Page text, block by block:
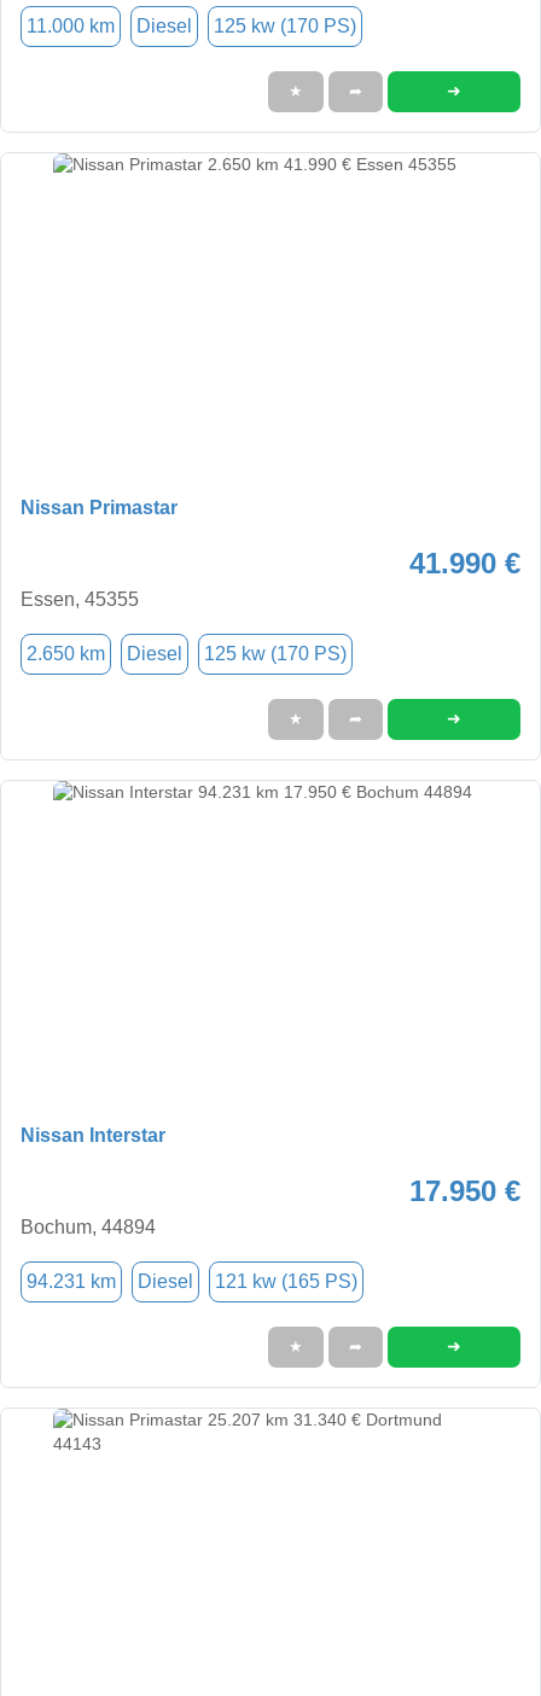
11.000 km Diesel 125 kw (170 PS)
★ ➦ ➜
Nissan Primastar
41.990 €
Essen, 45355
2.650 km Diesel 125 kw (170 PS)
★ ➦ ➜
Nissan Interstar
17.950 €
Bochum, 44894
94.231 km Diesel 121 kw (165 PS)
★ ➦ ➜